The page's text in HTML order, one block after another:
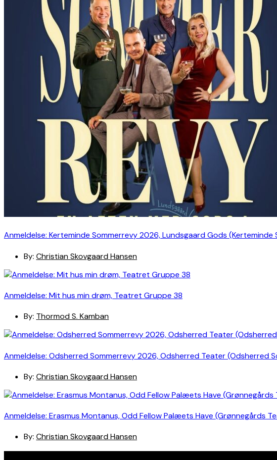
Anmeldelse: Kerteminde Sommerrevy 2026, Lundsgaard Gods (Kerteminde
By: Christian Skovgaard Hansen
Anmeldelse: Mit hus min drøm, Teatret Gruppe 38
By: Thormod S. Kamban
Anmeldelse: Odsherred Sommerrevy 2026, Odsherred Teater (Odsherred
By: Christian Skovgaard Hansen
Anmeldelse: Erasmus Montanus, Odd Fellow Palæets Have (Grønnegårds
By: Christian Skovgaard Hansen